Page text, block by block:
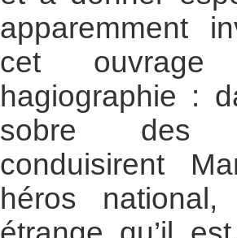
apparemment
cet
hagiographie :
sobre des
conduisirent
héros